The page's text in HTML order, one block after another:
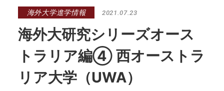
海外大学進学情報 2021.07.23
海外大研究シリーズオース
トラリア編④ 西オーストラ
リア大学（UWA）